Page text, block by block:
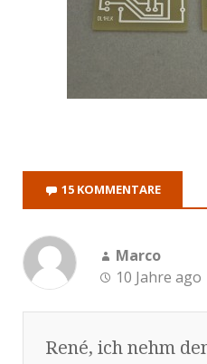
15 KOMMENTARE
Marco
10 Jahre ago
René, ich nehm